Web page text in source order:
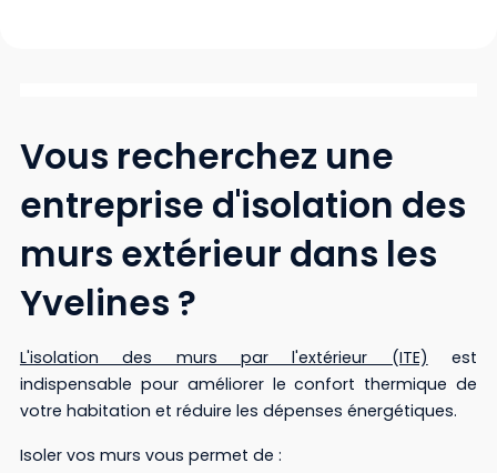
Vous recherchez une
entreprise d'isolation des
murs extérieur dans les
Yvelines ?
L'isolation des murs par l'extérieur (ITE) est
indispensable pour améliorer le confort thermique de
votre habitation et réduire les dépenses énergétiques.
Isoler vos murs vous permet de :